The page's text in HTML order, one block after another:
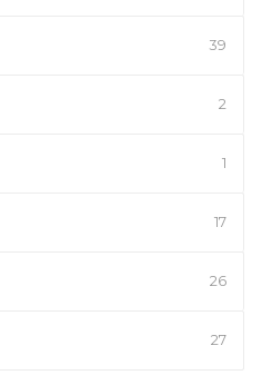
39
2
1
17
26
27